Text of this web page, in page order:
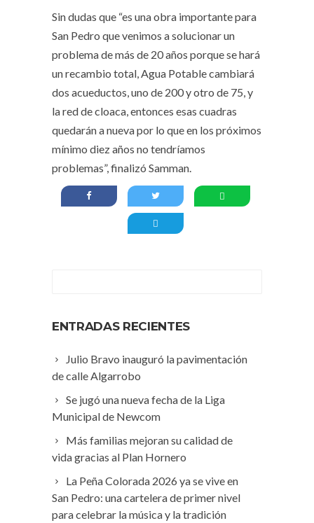
Sin dudas que “es una obra importante para
San Pedro que venimos a solucionar un
problema de más de 20 años porque se hará
un recambio total, Agua Potable cambiará
dos acueductos, uno de 200 y otro de 75, y
la red de cloaca, entonces esas cuadras
quedarán a nueva por lo que en los próximos
mínimo diez años no tendríamos
problemas”, finalizó Samman.
ENTRADAS RECIENTES
Julio Bravo inauguró la pavimentación
de calle Algarrobo
Se jugó una nueva fecha de la Liga
Municipal de Newcom
Más familias mejoran su calidad de
vida gracias al Plan Hornero
La Peña Colorada 2026 ya se vive en
San Pedro: una cartelera de primer nivel
para celebrar la música y la tradición